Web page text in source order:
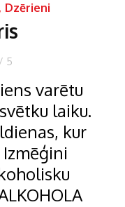
Dzērieni
/ 5
varētu
laiku.
kur